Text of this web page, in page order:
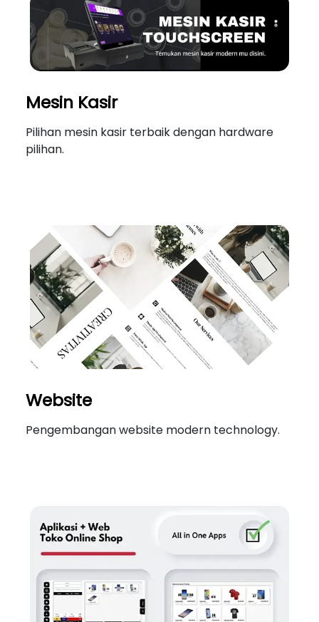
Mesin Kasir
Pilihan mesin kasir terbaik dengan hardware
pilihan.
Website
Pengembangan website modern technology.